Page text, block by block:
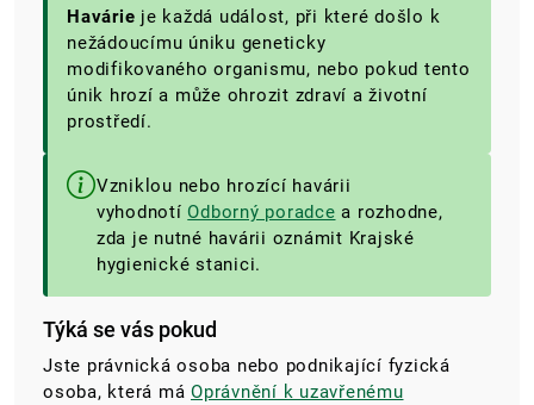
Havárie je každá událost, při které došlo k
nežádoucímu úniku geneticky
modifikovaného organismu, nebo pokud tento
únik hrozí a může ohrozit zdraví a životní
prostředí.
Vzniklou nebo hrozící havárii
vyhodnotíOdborný poradce a rozhodne,
zda je nutné havárii oznámit Krajské
hygienické stanici.
Týká se vás pokud
Jste právnická osoba nebo podnikající fyzická
osoba, která má Oprávnění k uzavřenému